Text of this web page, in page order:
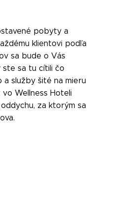
pobyty a
klientovi podľa
sa bude o Vás
ste sa tu cítili čo
a služby šité na mieru
Wellness Hoteli
za ktorým sa